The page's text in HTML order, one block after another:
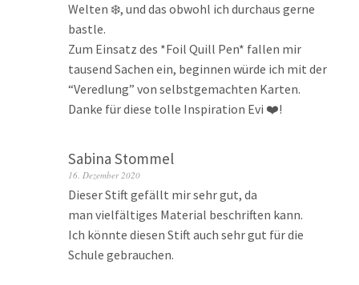
Welten ❄️, und das obwohl ich durchaus gerne
bastle.
Zum Einsatz des *Foil Quill Pen* fallen mir
tausend Sachen ein, beginnen würde ich mit der
“Veredlung” von selbstgemachten Karten.
Danke für diese tolle Inspiration Evi ❤️!
Sabina Stommel
16. Dezember 2020
Dieser Stift gefällt mir sehr gut, da
man vielfältiges Material beschriften kann.
Ich könnte diesen Stift auch sehr gut für die
Schule gebrauchen.